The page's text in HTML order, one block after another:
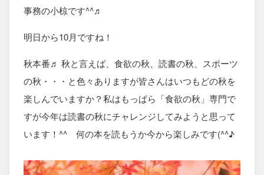
事務の小椋です^^♬
明日から10月ですね！
秋本番♬ 秋と言えば、食欲の秋、読書の秋、スポーツ
の秋・・・と色々ありますが皆さんはいつもどの秋を
楽しんでいますか？私はもっぱら「食欲の秋」専門で
すが今年は読書の秋にチャレンジしてみようと思って
います！^^ 何の本を読もうか今から楽しみです(^^♪